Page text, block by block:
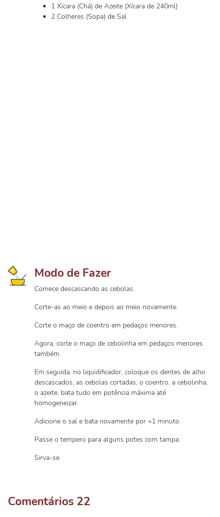
1 Xícara (Chá) de Azeite (Xícara de 240ml)
2 Colheres (Sopa) de Sal
Modo de Fazer
Comece descascando as cebolas.
Corte-as ao meio e depois ao meio novamente.
Corte o maço de coentro em pedaços menores.
Agora, corte o maço de cebolinha em pedaços menores
também.
Em seguida, no liquidificador, coloque os dentes de alho
descascados, as cebolas cortadas, o coentro, a cebolinha,
o azeite, bata tudo em potência máxima até
homogeneizar.
Adicione o sal e bata novamente por +1 minuto.
Passe o tempero para alguns potes com tampa.
Sirva-se.
Comentários 22